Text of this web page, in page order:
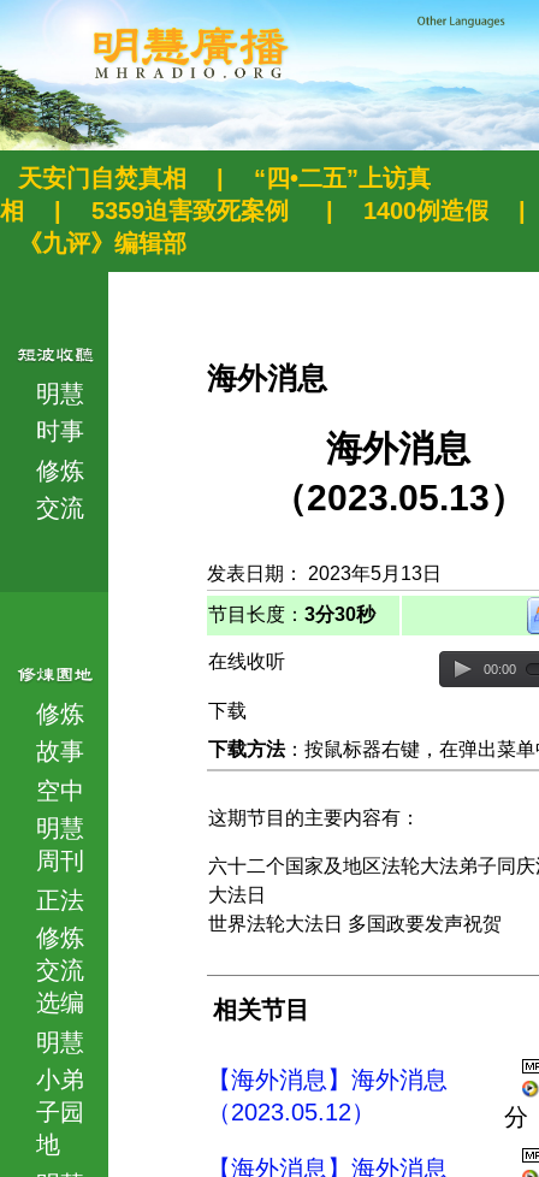
天安门自焚真相
“四•二五”上访真
相
5359迫害致死案例 1400例造假
《九评》编辑部
明慧
时事
修炼
交流
修炼
故事
空中
明慧
周刊
正法
修炼
交流
选编
明慧
小弟
子园
地
海外消息
海外消息
（2023.05.13）
发表日期： 2023年5月13日
节目长度： 3分30秒
在线收听 00:00
下载
下载方法：按鼠标器右键，在弹出菜
这期节目的主要内容有：
六十二个国家及地区法轮大法弟子同庆
大法日
世界法轮大法日 多国政要发声祝贺
相关节目
【海外消息】海外消息
（2023.05.12）
分
【海外消息】海外消息